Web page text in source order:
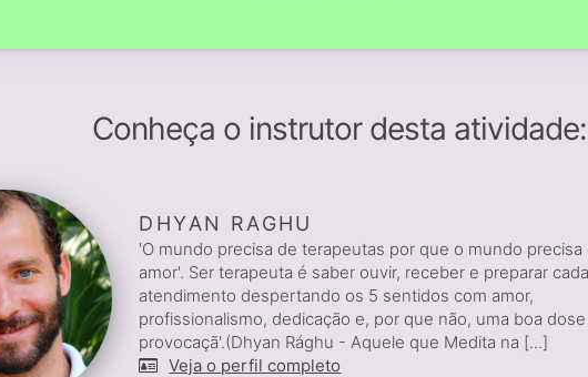
Conheça o instrutor desta atividade:
DHYAN RAGHU
'O mundo precisa de terapeutas por que o mundo precisa
amor'. Ser terapeuta é saber ouvir, receber e preparar cada
atendimento despertando os 5 sentidos com amor,
profissionalismo, dedicação e, por que não, uma boa
provocaçã'.(Dhyan Rághu - Aquele que Medita na [...]
Veja o perfil completo